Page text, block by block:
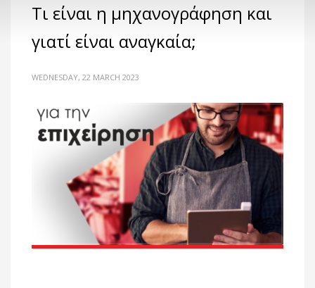
Τι είναι η μηχανογράφηση και
γιατί είναι αναγκαία;
WEDNESDAY, 22 MARCH 2023